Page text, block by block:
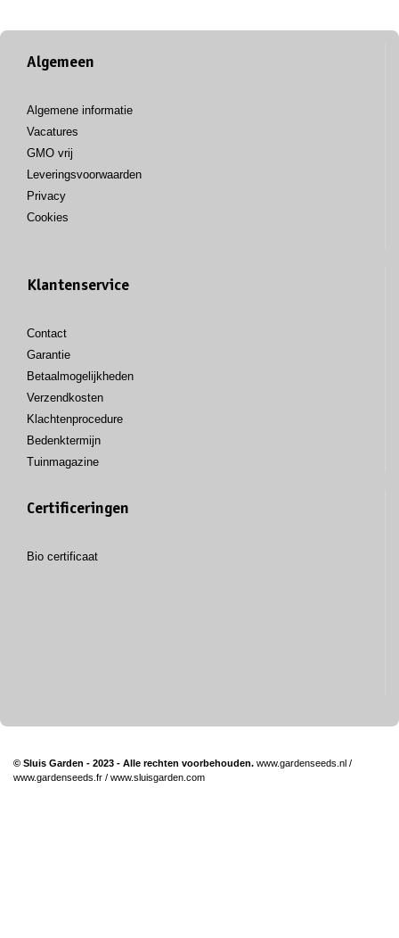
Algemeen
Algemene informatie
Vacatures
GMO vrij
Leveringsvoorwaarden
Privacy
Cookies
Klantenservice
Contact
Garantie
Betaalmogelijkheden
Verzendkosten
Klachtenprocedure
Bedenktermijn
Tuinmagazine
Certificeringen
Bio certificaat
© Sluis Garden - 2023 - Alle rechten voorbehouden. www.gardenseeds.nl /
www.gardenseeds.fr / www.sluisgarden.com